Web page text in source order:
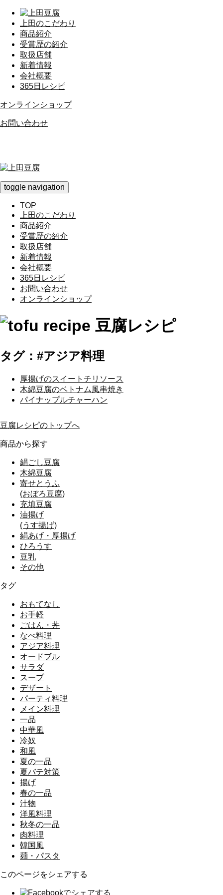
上田のこだわり
商品紹介
受賞歴の紹介
取扱店舗
新着情報
会社概要
365日レシピ
オンラインショップ
お問い合わせ
toggle navigation
TOP
上田のこだわり
商品紹介
受賞歴の紹介
取扱店舗
新着情報
会社概要
365日レシピ
お問い合わせ
オンラインショップ
タグ：#アジア料理
厚揚げのスイートチリソース
木綿豆腐のベトナム風串焼き
パイナップルチャーハン
豆腐レシピのトップへ
商品から探す
絹ごし豆腐
木綿豆腐
寄せとうふ
(おぼろ豆腐)
充填豆腐
油揚げ
(うす揚げ)
絹あげ・厚揚げ
ひろうす
豆乳
その他
タグ
おもてなし
お手軽
ごはん・丼
なべ料理
アジア料理
オードブル
サラダ
スープ
デザート
パーティ料理
メイン料理
一品
中華風
冷奴
和風
夏の一品
夏バテ対策
揚げ
春の一品
汁物
洋風料理
秋冬の一品
肉料理
韓国風
麺・パスタ
このページをシェアする